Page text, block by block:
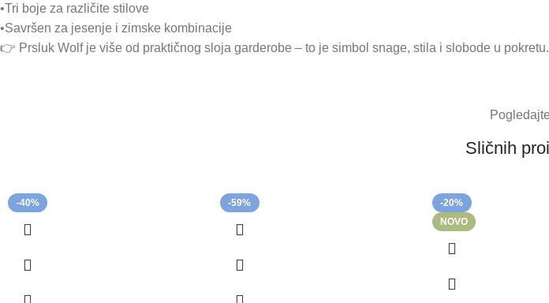
•Tri boje za različite stilove
•Savršen za jesenje i zimske kombinacije
👉 Prsluk Wolf je više od praktičnog sloja garderobe – to je simbol snage, stila i slobode u pokretu.
Sličnih
-40% -59%
-20%
NOVO